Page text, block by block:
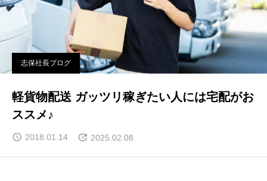
志保社長ブログ
軽貨物配送 ガッツリ稼ぎたい人には宅配がお
ススメ♪
2018.01.14 2025.02.08